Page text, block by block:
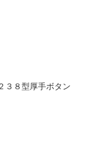
８型厚手ボタン